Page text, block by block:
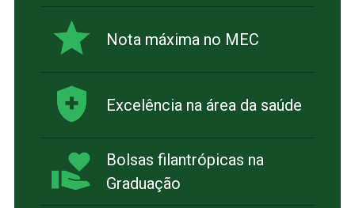
Nota máxima no MEC
Excelência na área da saúde
Bolsas filantrópicas na
Graduação